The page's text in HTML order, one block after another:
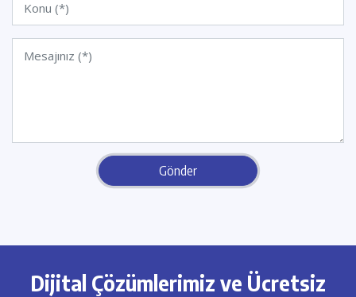
Gönder
Dijital Çözümlerimiz ve Ücretsiz